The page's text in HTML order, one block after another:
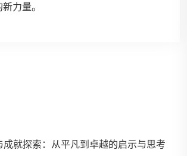
力量。
就探索：从平凡到卓越的启示与思考